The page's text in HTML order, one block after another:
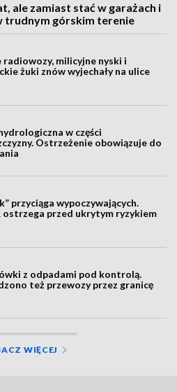
ale zamiast stać w garażach i
trudnym górskim terenie
radiowozy, milicyjne nyski i
żuki znów wyjechały na ulice
w części
Ostrzeżenie obowiązuje do
przyciąga wypoczywających.
ostrzega przed ukrytym ryzykiem
z odpadami pod kontrolą.
też przewozy przez granicę
WIĘCEJ